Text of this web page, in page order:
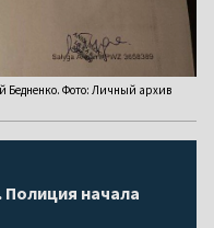
Бедненко. Фото: Личный архив
Полиция начала